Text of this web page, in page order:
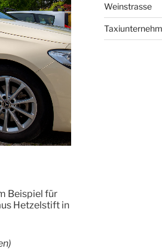
Beispiel für
Hetzelstift in
Weinstrasse